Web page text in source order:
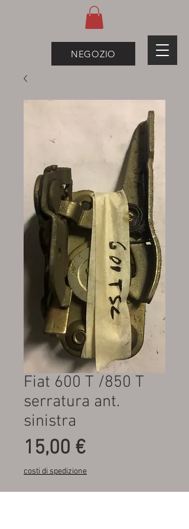
NEGOZIO
Fiat 600 T /850 T
serratura ant.
sinistra
15,00 €Prezzo
costi di spedizione